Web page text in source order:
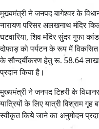
मुख्यमंत्री ने जनपद बागेश्वर के
नारायण परिसर अलखनाथ मंदिर
घटवारिया, शिव मंदिर सुंदर गुफा
दोफाड़ को पर्यटन के रूप में
के सौन्दर्यीकरण हेतु रू. 58.64
प्रदान किया है।
मुख्यमंत्री ने जनपद टिहरी के
यात्रियों के लिए यात्री विश्राम
स्वीकृत किये जाने का अनुमोदन